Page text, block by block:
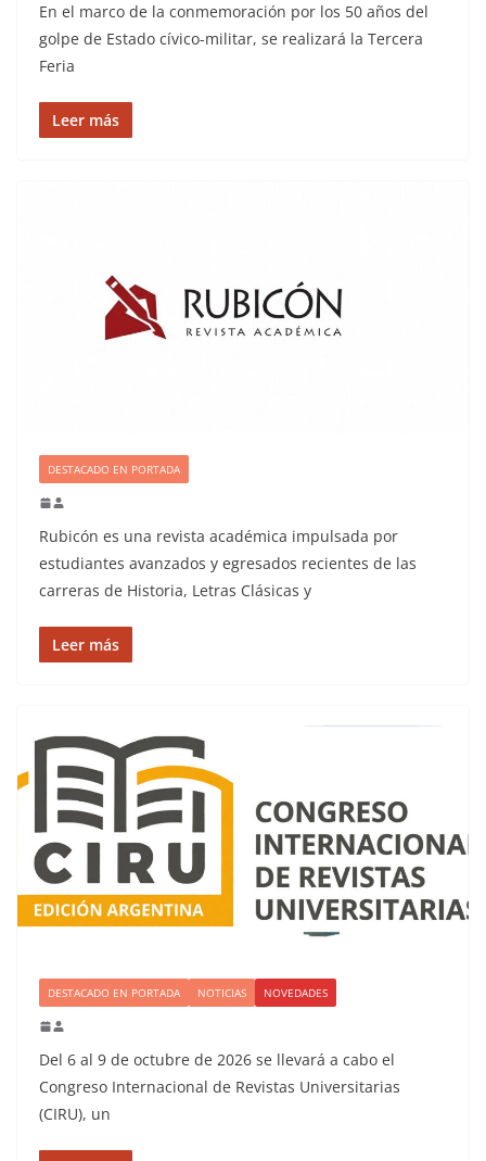
En el marco de la conmemoración por los 50 años del
golpe de Estado cívico-militar, se realizará la Tercera
Feria
Leer más
DESTACADO EN PORTADA
Rubicón es una revista académica impulsada por
estudiantes avanzados y egresados recientes de las
carreras de Historia, Letras Clásicas y
Leer más
DESTACADO EN PORTADA NOTICIAS NOVEDADES
Del 6 al 9 de octubre de 2026 se llevará a cabo el
Congreso Internacional de Revistas Universitarias
(CIRU), un